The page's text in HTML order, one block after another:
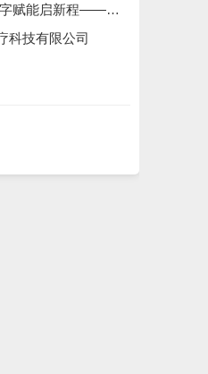
飞丹士引领医疗服务生态升级
科技有限公司